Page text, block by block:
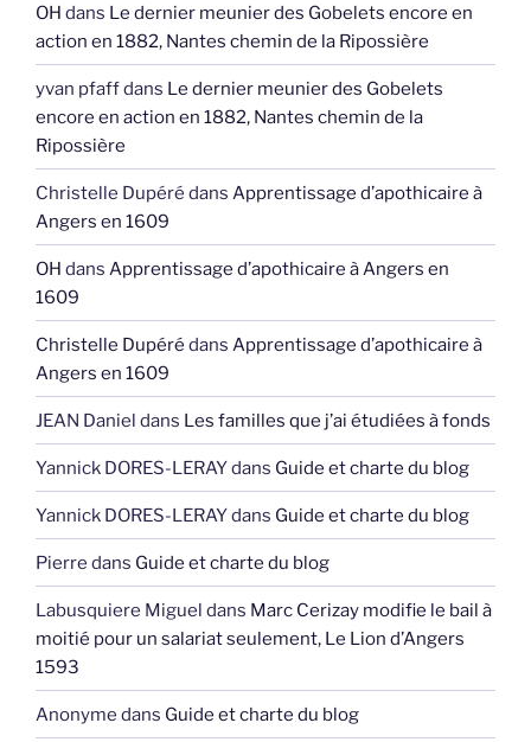
OH dans Le dernier meunier des Gobelets encore en
action en 1882, Nantes chemin de la Ripossière
yvan pfaffdans Le dernier meunier des Gobelets
encore en action en 1882, Nantes chemin de la
Ripossière
Christelle Dupéré dans Apprentissage d’apothicaire à
Angers en 1609
OH dans Apprentissage d’apothicaire à Angers en
1609
Christelle Dupéré dans Apprentissage d’apothicaire à
Angers en 1609
JEAN Daniel dans Les familles que j’ai étudiées à fonds
Yannick DORES-LERAYdans Guide et charte du blog
Yannick DORES-LERAYdans Guide et charte du blog
Pierre dans Guide et charte du blog
Labusquiere Miguel dans Marc Cerizay modifie le bail à
moitié pour un salariat seulement, Le Lion d’Angers
1593
Anonyme dans Guide et charte du blog